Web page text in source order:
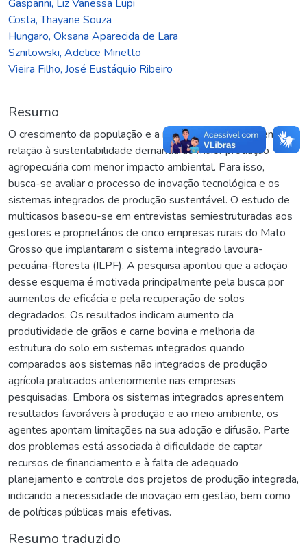
Gasparini, Liz Vanessa Lupi
Costa, Thayane Souza
Hungaro, Oksana Aparecida de Lara
Sznitowski, Adelice Minetto
Vieira Filho, José Eustáquio Ribeiro
Resumo
O crescimento da população e a maior pressão social em
relação à sustentabilidade demandarão maior produção
agropecuária com menor impacto ambiental. Para isso,
busca-se avaliar o processo de inovação tecnológica e os
sistemas integrados de produção sustentável. O estudo de
multicasos baseou-se em entrevistas semiestruturadas aos
gestores e proprietários de cinco empresas rurais do Mato
Grosso que implantaram o sistema integrado lavoura-
pecuária-floresta (ILPF). A pesquisa apontou que a adoção
desse esquema é motivada principalmente pela busca por
aumentos de eficácia e pela recuperação de solos
degradados. Os resultados indicam aumento da
produtividade de grãos e carne bovina e melhoria da
estrutura do solo em sistemas integrados quando
comparados aos sistemas não integrados de produção
agrícola praticados anteriormente nas empresas
pesquisadas. Embora os sistemas integrados apresentem
resultados favoráveis à produção e ao meio ambiente, os
agentes apontam limitações na sua adoção e difusão. Parte
dos problemas está associada à dificuldade de captar
recursos de financiamento e à falta de adequado
planejamento e controle dos projetos de produção integrada,
indicando a necessidade de inovação em gestão, bem como
de políticas públicas mais efetivas.
Resumo traduzido